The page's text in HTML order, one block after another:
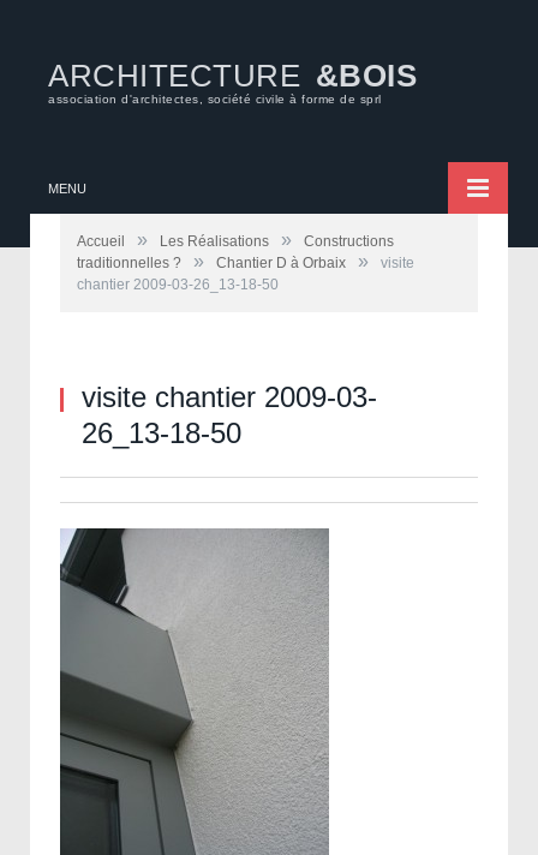
ARCHITECTURE &BOIS
association d'architectes, société civile à forme de sprl
MENU
Accueil » Les Réalisations »
Constructions
traditionnelles ?
» Chantier D à Orbaix »
visite
chantier 2009-03-26_13-18-50
visite chantier 2009-03-
26_13-18-50